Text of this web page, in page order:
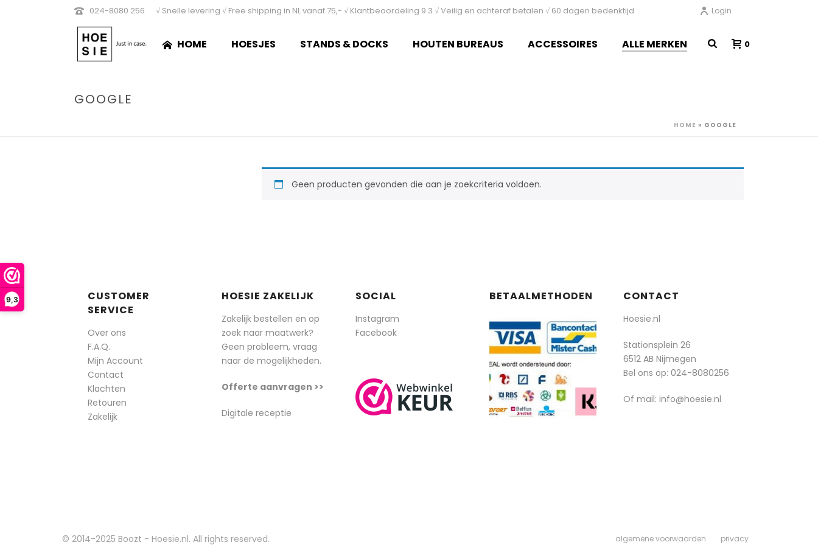
9,3
024-8080 256 √ Snelle levering √ Free shipping in NL vanaf 75,- √ Klantbeoordeling 9.3 √ Veilig en achteraf betalen √ 60 dagen bedenktijd Login
HOME HOESJES STANDS & DOCKS HOUTEN BUREAUS ACCESSOIRES ALLE MERKEN 0
GOOGLE
HOME » GOOGLE
Geen producten gevonden die aan je zoekcriteria voldoen.
CUSTOMER
SERVICE
Over ons
F.A.Q.
Mijn Account
Contact
Klachten
Retouren
Zakelijk
HOESIE ZAKELIJK
Zakelijk bestellen en op
zoek naar maatwerk?
Geen probleem, vraag
naar de mogelijkheden.
Offerte aanvragen >>
Digitale receptie
SOCIAL
Instagram
Facebook
BETAALMETHODEN CONTACT
Hoesie.nl
Stationsplein 26
6512 AB Nijmegen
Bel ons op: 024-8080256
Of mail: info@hoesie.nl
© 2014-2025 Boozt - Hoesie.nl. All rights reserved. algemene voorwaarden privacy